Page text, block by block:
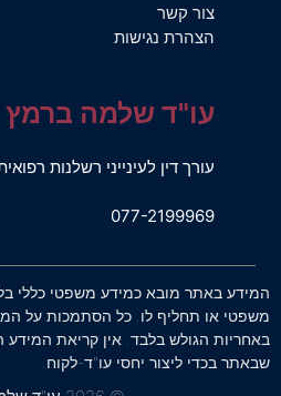
צור קשר
הצהרת נגישות
עו"ד שלמה ברמץ
עורך דין לעינייני רשלנות
077-2199969
המידע באתר מובא כמידע משפטי כללי
משפטי או תחליף לו. כל הסתמכות על
באחריות הגולש בלבד. אין קריאת המידע
שבאתר בכדי ליצור יחסי עו"ד-לקוח.